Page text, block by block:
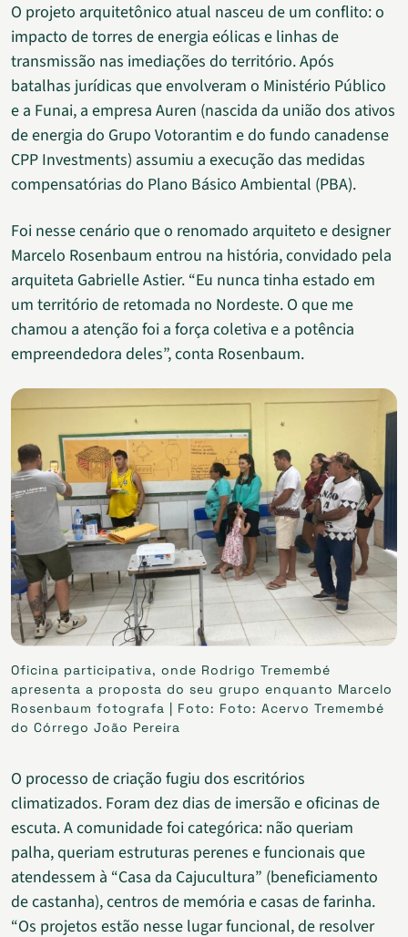
O projeto arquitetônico atual nasceu de um conflito: o
impacto de torres de energia eólicas e linhas de
transmissão nas imediações do território. Após
batalhas jurídicas que envolveram o Ministério Público
e a Funai, a empresa Auren (nascida da união dos ativos
de energia do Grupo Votorantim e do fundo canadense
CPP Investments) assumiu a execução das medidas
compensatórias do Plano Básico Ambiental (PBA).
Foi nesse cenário que o renomado arquiteto e designer
Marcelo Rosenbaum entrou na história, convidado pela
arquiteta Gabrielle Astier. “Eu nunca tinha estado em
um território de retomada no Nordeste. O que me
chamou a atenção foi a força coletiva e a potência
empreendedora deles”, conta Rosenbaum.
Oficina participativa, onde Rodrigo Tremembé
apresenta a proposta do seu grupo enquanto Marcelo
Rosenbaum fotografa | Foto: Foto: Acervo Tremembé
do Córrego João Pereira
O processo de criação fugiu dos escritórios
climatizados. Foram dez dias de imersão e oficinas de
escuta. A comunidade foi categórica: não queriam
palha, queriam estruturas perenes e funcionais que
atendessem à “Casa da Cajucultura” (beneficiamento
de castanha), centros de memória e casas de farinha.
“Os projetos estão nesse lugar funcional, de resolver